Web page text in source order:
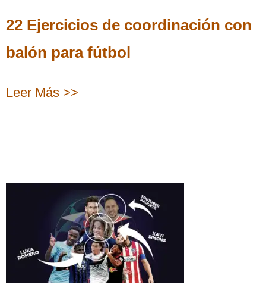
22 Ejercicios de coordinación con
balón para fútbol
Leer Más >>